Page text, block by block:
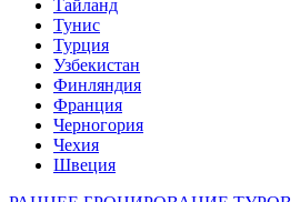
Тайланд
Тунис
Турция
Узбекистан
Финляндия
Франция
Черногория
Чехия
Швеция